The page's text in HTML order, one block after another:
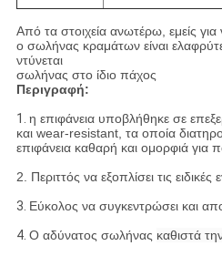
Από τα στοιχεία ανωτέρω, εμείς
ο σωλήνας κραμάτων είναι
ντύνεται
σωλήνας στο ίδιο πάχος
Περιγραφή:
1. η επιφάνεια υποβλήθηκε σε
και wear-resistant, τα οποία
επιφάνεια καθαρή και ομορφιά για
2. Περιττός να εξοπλίσει τις ειδικές
3. Εύκολος να συγκεντρώσει και
4. Ο αδύνατος σωλήνας καθιστά